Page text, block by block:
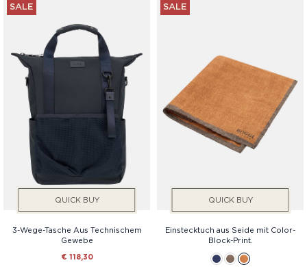
SALE
QUICK BUY
3-Wege-Tasche Aus Technischem
Gewebe
€ 118,30
SALE
QUICK BUY
Einstecktuch aus Seide mit Color-
Block-Print.